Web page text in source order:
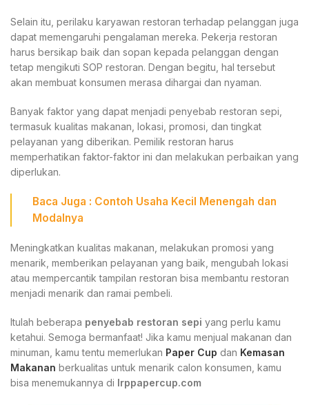
Selain itu, perilaku karyawan restoran terhadap pelanggan juga
dapat memengaruhi pengalaman mereka. Pekerja restoran
harus bersikap baik dan sopan kepada pelanggan dengan
tetap mengikuti SOP restoran. Dengan begitu, hal tersebut
akan membuat konsumen merasa dihargai dan nyaman.
Banyak faktor yang dapat menjadi penyebab restoran sepi,
termasuk kualitas makanan, lokasi, promosi, dan tingkat
pelayanan yang diberikan. Pemilik restoran harus
memperhatikan faktor-faktor ini dan melakukan perbaikan yang
diperlukan.
Baca Juga : Contoh Usaha Kecil Menengah dan
Modalnya
Meningkatkan kualitas makanan, melakukan promosi yang
menarik, memberikan pelayanan yang baik, mengubah lokasi
atau mempercantik tampilan restoran bisa membantu restoran
menjadi menarik dan ramai pembeli.
Itulah beberapa penyebab restoran sepi yang perlu kamu
ketahui. Semoga bermanfaat! Jika kamu menjual makanan dan
minuman, kamu tentu memerlukan Paper Cup dan Kemasan
Makanan berkualitas untuk menarik calon konsumen, kamu
bisa menemukannya di Irppapercup.com